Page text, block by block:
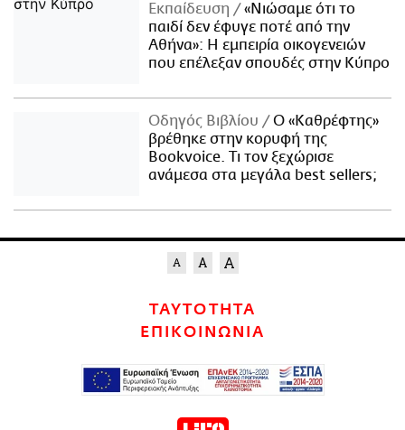
Εκπαίδευση
«Νιώσαμε ότι το
παιδί δεν έφυγε ποτέ από την
Αθήνα»: Η εμπειρία οικογενειών
που επέλεξαν σπουδές στην Κύπρο
Οδηγός Βιβλίου
Ο «Καθρέφτης»
βρέθηκε στην κορυφή της
Bookvoice. Τι τον ξεχώρισε
ανάμεσα στα μεγάλα best sellers;
ΤΑΥΤΟΤΗΤΑ
ΕΠΙΚΟΙΝΩΝΙΑ